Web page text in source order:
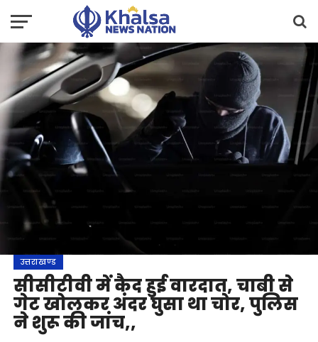
उत्तराखण्ड
सीसीटीवी में कैद हुई वारदात, चाबी से
गेट खोलकर अंदर घुसा था चोर, पुलिस
ने शुरू की जांच,,